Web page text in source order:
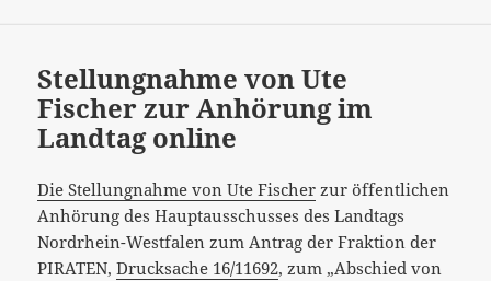
Stellungnahme von Ute
Fischer zur Anhörung im
Landtag online
Die Stellungnahme von Ute Fischer zur öffentlichen
Anhörung des Hauptausschusses des Landtags
Nordrhein-Westfalen zum Antrag der Fraktion der
PIRATEN,Drucksache 16/11692, zum „Abschied von